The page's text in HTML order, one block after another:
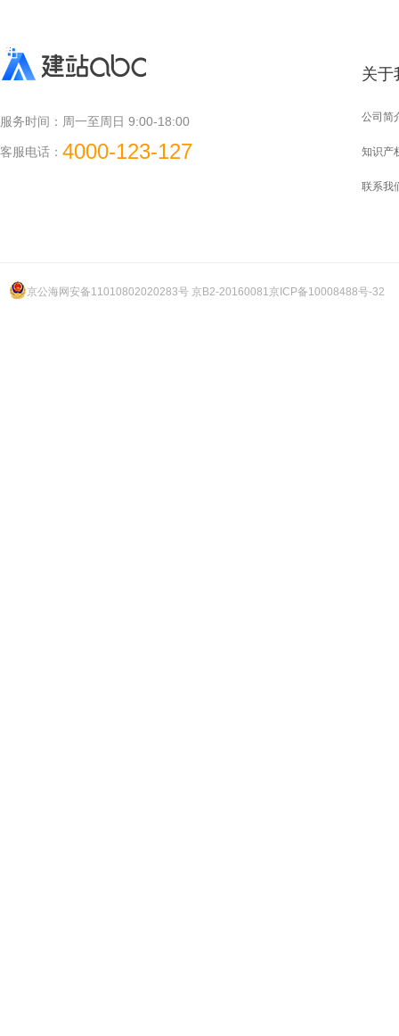
服务时间： 周一至周日 9:00-18:00
客服电话： 4000-123-127
关于
公司简
知识产
联系我
京公海网安备11010802020283号 京B2-20160081京ICP备10008488号-32